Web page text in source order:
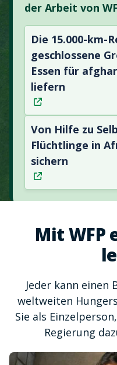
der Arbeit von
Die 15.000-km-
geschlossene
Essen für
liefern
Von Hilfe zu
Flüchtlinge in
sichern
Mit WFP
Jeder kann einen
weltweiten
Sie als
Regierung